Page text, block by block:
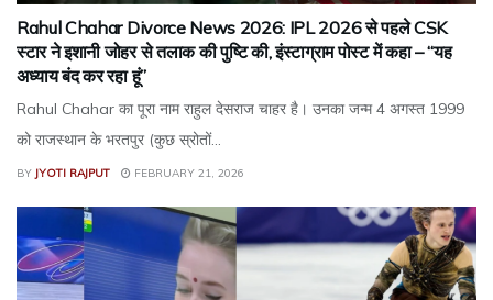
Rahul Chahar Divorce News 2026: IPL 2026 से पहले CSK
स्टार ने इशानी जोहर से तलाक की पुष्टि की, इंस्टाग्राम पोस्ट में कहा – “यह
अध्याय बंद कर रहा हूं”
Rahul Chahar का पूरा नाम राहुल देसराज चाहर है। उनका जन्म 4 अगस्त 1999
को राजस्थान के भरतपुर (कुछ स्रोतों...
BY JYOTI RAJPUT FEBRUARY 21, 2026